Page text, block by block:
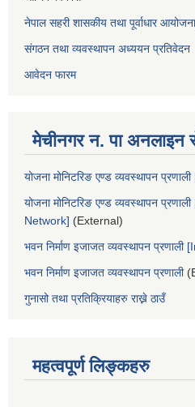
नेपाल सहरी शासकीय तथा पूर्वाधार
संगठन तथा व्यवस्थापन अध्ययन प्रतिवेदन
आवेदन फारम
मेचीनगर न. पा अनलाइन
योजना मोनिटरिङ एण्ड व्यवस्थापन
योजना मोनिटरिङ एण्ड व्यवस्थापन
Network] (External)
भवन निर्माण इजाजत व्यवस्थापन
भवन निर्माण इजाजत व्यवस्थापन प्रणाली
गुनासो तथा प्रतिक्रियाहरु राख्ने ठाउँ
महत्वपूर्ण लिङ्कहरु